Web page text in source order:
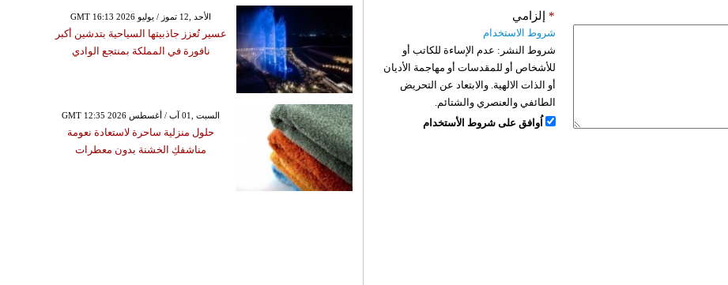
إلزامي *
شروط الاستخدام
شروط النشر: عدم الإساءة للكاتب أو
للأشخاص أو للمقدسات أو مهاجمة الأديان
أو الذات الالهية. والابتعاد عن التحريض
الطائفي والعنصري والشتائم.
اُوافق على شروط الأستخدام
GMT 16:13 2026 الأحد ,12 تموز / يوليو
عسير تُعزز جاذبيتها السياحية بتدشين أكبر
نافورة في المملكة بمنتجع الوادي
GMT 12:35 2026 السبت ,01 آب / أغسطس
حلول منزلية ساحرة لاستعادة نعومة
مناشفكِ الخشنة بدون معطرات